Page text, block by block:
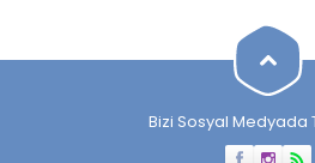
Bizi Sosyal Medyada